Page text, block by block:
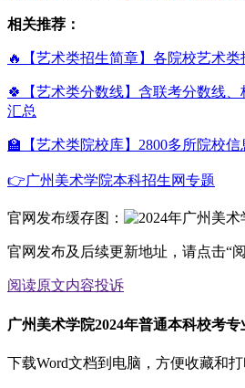
相关推荐：
🔥【艺术类招生简章】各院校艺术
🍀【艺术类分数线】含联考分数线
汇总
🏫【艺术类院校库】2800多所院校信
👉广州美术学院本科招生网专题
官网发布缓存图：
官网发布及后续更新地址，请点击“
阅读原文内容投诉
广州美术学院2024年普通本科校考专
下载Word文档到电脑，方便收藏和打